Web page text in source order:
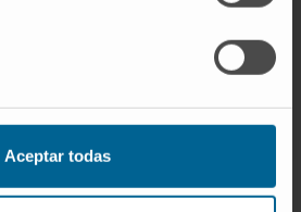
Aceptar todas
requerir intervenciones
en este Diccionario Médico de la